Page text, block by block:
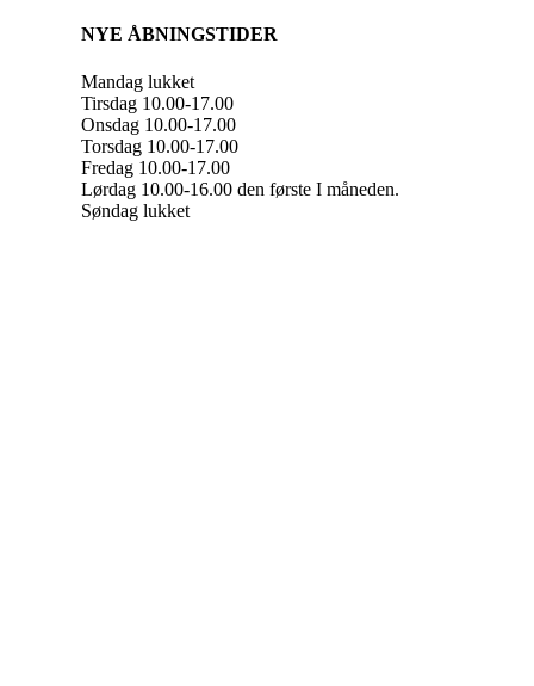
NYE ÅBNINGSTIDER
Mandag lukket
Tirsdag 10.00-17.00
Onsdag 10.00-17.00
Torsdag 10.00-17.00
Fredag 10.00-17.00
Lørdag 10.00-16.00 den første I måneden.
Søndag lukket